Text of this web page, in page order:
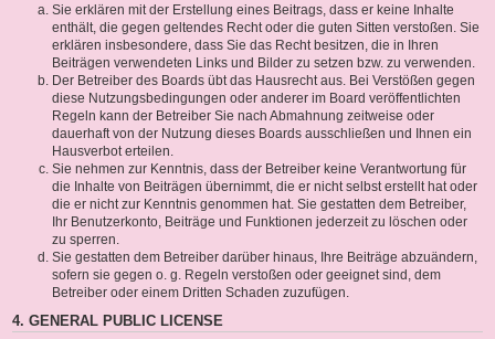
Sie erklären mit der Erstellung eines Beitrags, dass er keine Inhalte
enthält, die gegen geltendes Recht oder die guten Sitten verstoßen. Sie
erklären insbesondere, dass Sie das Recht besitzen, die in Ihren
Beiträgen verwendeten Links und Bilder zu setzen bzw. zu verwenden.
Der Betreiber des Boards übt das Hausrecht aus. Bei Verstößen gegen
diese Nutzungsbedingungen oder anderer im Board veröffentlichten
Regeln kann der Betreiber Sie nach Abmahnung zeitweise oder
dauerhaft von der Nutzung dieses Boards ausschließen und Ihnen ein
Hausverbot erteilen.
Sie nehmen zur Kenntnis, dass der Betreiber keine Verantwortung für
die Inhalte von Beiträgen übernimmt, die er nicht selbst erstellt hat oder
die er nicht zur Kenntnis genommen hat. Sie gestatten dem Betreiber,
Ihr Benutzerkonto, Beiträge und Funktionen jederzeit zu löschen oder
zu sperren.
Sie gestatten dem Betreiber darüber hinaus, Ihre Beiträge abzuändern,
sofern sie gegen o. g. Regeln verstoßen oder geeignet sind, dem
Betreiber oder einem Dritten Schaden zuzufügen.
4. GENERAL PUBLIC LICENSE